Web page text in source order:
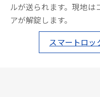
ルが送られます。現地は
アが解錠します。
スマートロッ